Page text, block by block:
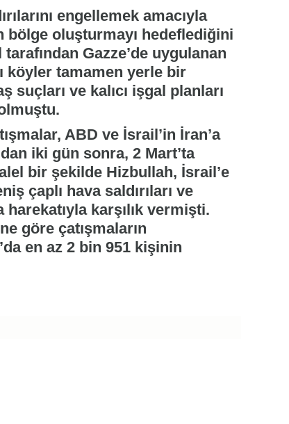
engellemek amacıyla
bölge oluşturmayı hedeflediğini
Gazze’de uygulanan
köyler tamamen yerle bir
suçları ve kalıcı işgal planları
ABD ve İsrail’in İran’a
iki gün sonra, 2 Mart’ta
bir şekilde Hizbullah, İsrail’e
çaplı hava saldırıları ve
karşılık vermişti.
göre çatışmaların
en az 2 bin 951 kişinin